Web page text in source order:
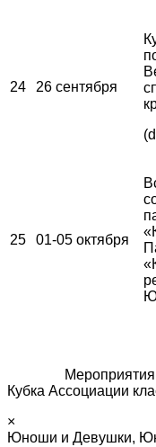
24 26 сентября
25 01-05 октября
Мероприятия №
Кубка Ассоциации
×
Юноши и Девушки,